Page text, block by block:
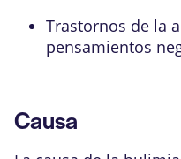
Trastornos de la
pensamientos
Causa